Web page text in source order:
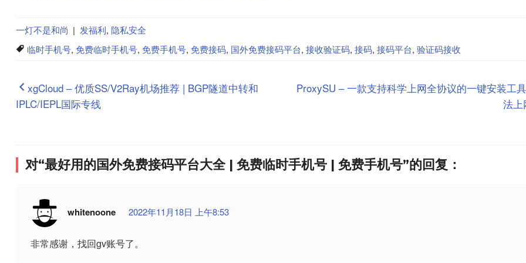
一灯不是和尚 | 发福利, 隐私安全
临时手机号, 免费临时手机号, 免费手机号, 免费接码, 国外免费接码平台, 接收验证码, 接码, 接码平台, 验证码接收
文
章
xgCloud – 优质SS/V2Ray机场推荐 | BGP隧道中转和
IPLC/IEPL国际专线
ProxySU – 一款支持科学上网全协议的一键安装工
法上
对“最好用的国外免费接码平台大全 | 免费临时手机号 | 免费手机号”的回复：
whitenoone 2022年11月18日 上午8:53
非常感谢，找回gv账号了。